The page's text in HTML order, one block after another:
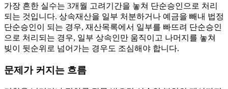
가장 흔한 실수는 3개월 고려기간을 놓쳐 단순승인으로 처리
되는 것입니다. 상속재산을 일부 처분하거나 예금을 빼내 법정
단순승인이 되는 경우, 재산목록에서 일부를 빠뜨려 단순승인
으로 처리되는 경우, 일부 상속인만 움직이고 나머지를 놓쳐
빚이 뒷순위로 넘어가는 경우도 조심해야 합니다.
문제가 커지는 흐름